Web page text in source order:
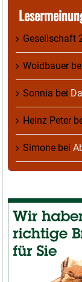
Gesellschaft
Woidbauer
Sonnia bei
Heinz Peter
Simone bei